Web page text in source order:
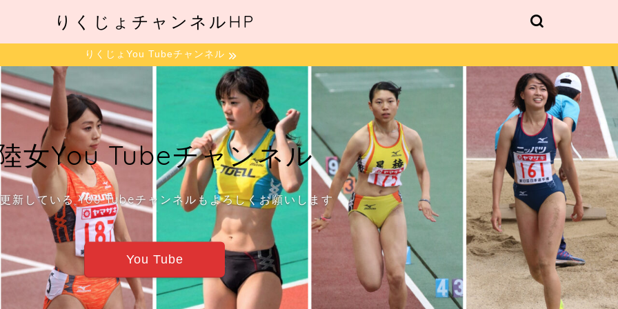
りくじょチャンネルHP
りくじょYou Tubeチャンネル
女You Tubeチャンネル
新している You Tubeチャンネルもよろしくお願いします
You Tube